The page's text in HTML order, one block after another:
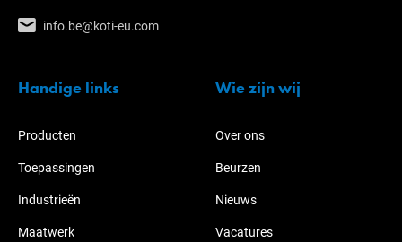
info.be@koti-eu.com
Handige links
Producten
Toepassingen
Industrieën
Maatwerk
Wie zijn wij
Over ons
Beurzen
Nieuws
Vacatures